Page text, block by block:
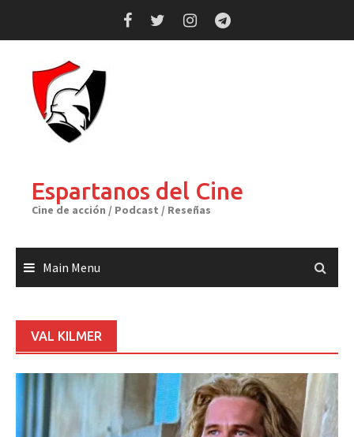
Espartanos del Cine
Cine de acción / Podcast / Reseñas
Main Menu
VAL KILMER